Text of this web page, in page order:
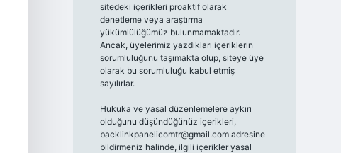
sitedeki içerikleri proaktif olarak
denetleme veya araştırma
yükümlülüğümüz bulunmamaktadır.
Ancak, üyelerimiz yazdıkları içeriklerin
sorumluluğunu taşımakta olup, siteye üye
olarak bu sorumluluğu kabul etmiş
sayılırlar.
Hukuka ve yasal düzenlemelere aykırı
olduğunu düşündüğünüz içerikleri,
backlinkpanelicomtr@gmail.comadresine
bildirmeniz halinde, ilgili içerikler yasal